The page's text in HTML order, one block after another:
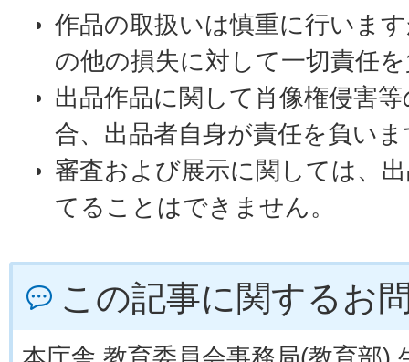
作品の取扱いは慎重に行いま
の他の損失に対して一切責任
出品作品に関して肖像権侵害
合、出品者自身が責任を負い
審査および展示に関しては、
てることはできません。
この記事に関するお